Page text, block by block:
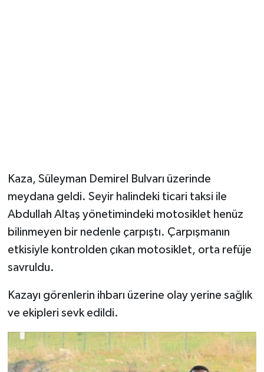
Kaza, Süleyman Demirel Bulvarı üzerinde
meydana geldi. Seyir halindeki ticari taksi ile
Abdullah Altaş yönetimindeki motosiklet henüz
bilinmeyen bir nedenle çarpıştı. Çarpışmanın
etkisiyle kontrolden çıkan motosiklet, orta refüje
savruldu.
Kazayı görenlerin ihbarı üzerine olay yerine sağlık
ve ekipleri sevk edildi.